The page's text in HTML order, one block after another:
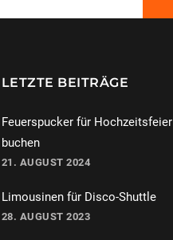
LETZTE BEITRÄGE
Feuerspucker für Hochzeitsfeier
buchen
21. AUGUST 2024
Limousinen für Disco-Shuttle
28. AUGUST 2023